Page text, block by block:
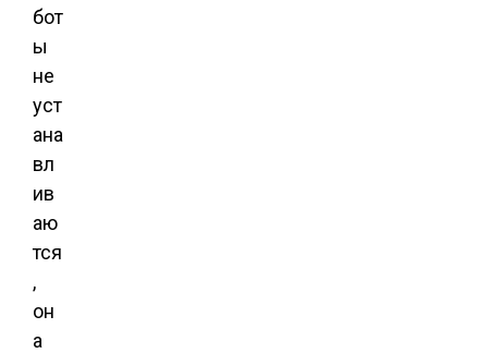
бот
ы
не
уст
ана
вл
ив
аю
тся
,
он
а